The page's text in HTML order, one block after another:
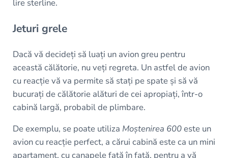
lire sterline.
Jeturi grele
Dacă vă decideți să luați un avion greu pentru
această călătorie, nu veți regreta. Un astfel de avion
cu reacție vă va permite să stați pe spate și să vă
bucurați de călătorie alături de cei apropiați, într-o
cabină largă, probabil de plimbare.
De exemplu, se poate utiliza Moștenirea 600este un
avion cu reacție perfect, a cărui cabină este ca un mini
apartament, cu canapele față în față, pentru a vă